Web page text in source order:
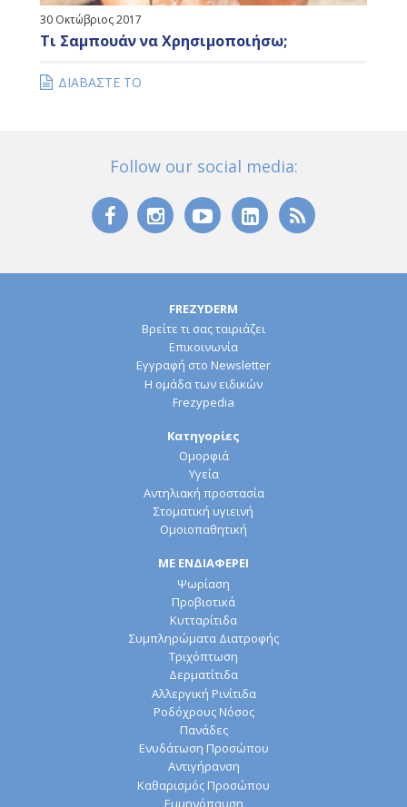
30 Οκτώβριος 2017
Τι Σαμπουάν να Χρησιμοποιήσω;
ΔΙΑΒΑΣΤΕ ΤΟ
Follow our social media:
FREZYDERM
Βρείτε τι σας ταιριάζει
Επικοινωνία
Εγγραφή στο Newsletter
Η ομάδα των ειδικών
Frezypedia
Κατηγορίες
Ομορφιά
Υγεία
Αντηλιακή προστασία
Στοματική υγιεινή
Ομοιοπαθητική
ΜΕ ΕΝΔΙΑΦΕΡΕΙ
Ψωρίαση
Προβιοτικά
Κυτταρίτιδα
Συμπληρώματα Διατροφής
Τριχόπτωση
Δερματίτιδα
Αλλεργική Ρινίτιδα
Ροδόχρους Νόσος
Πανάδες
Ενυδάτωση Προσώπου
Αντιγήρανση
Καθαρισμός Προσώπου
Εμμηνόπαυση